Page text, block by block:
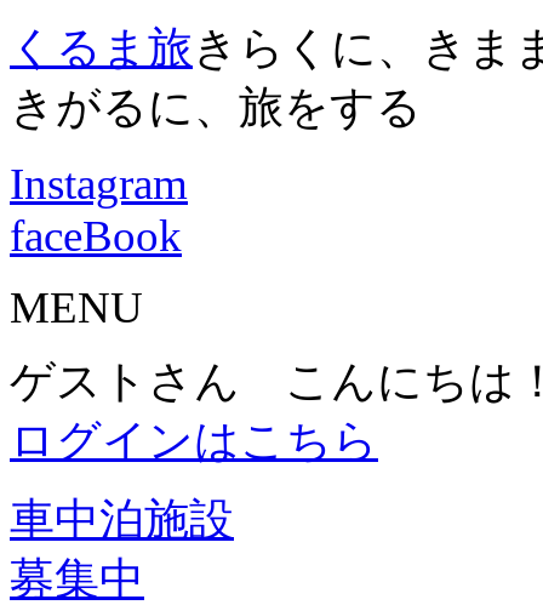
くるま旅きらくに、きま
きがるに、旅をする
Instagram
faceBook
MENU
ゲストさん こんにちは
ログインはこちら
車中泊施設
募集中